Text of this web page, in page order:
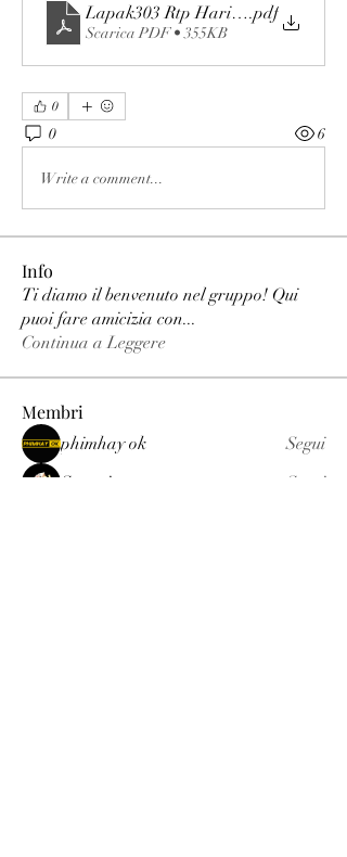
Lapak303 Rtp Harian.pdf
Scarica PDF • 355KB
0
0 6
Write a comment...
Info
Ti diamo il benvenuto nel gruppo! Qui
puoi fare amicizia con...
Continua a Leggere
Membri
phimhay ok
Segui
Sun win
Segui